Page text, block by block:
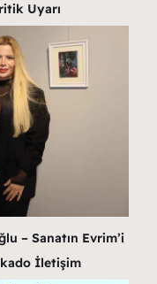
Uyarı
– Sanatın Evrim’i
İletişim